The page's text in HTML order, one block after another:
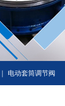
｜ 电动套筒调节阀